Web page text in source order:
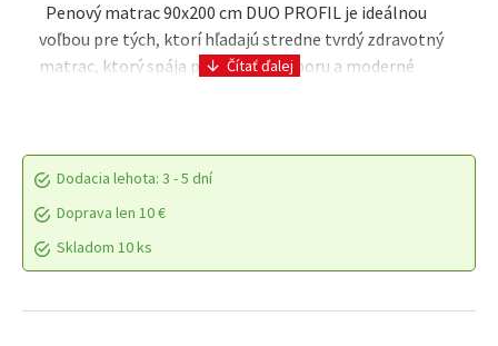
Penový matrac 90x200 cm DUO PROFIL je ideálnou
voľbou pre tých, ktorí hľadajú stredne tvrdý zdravotný
matrac, ktorý spája pohodlie, podporu a moderné
Dodacia lehota: 3 - 5 dní
Doprava len 10 €
Skladom 10 ks